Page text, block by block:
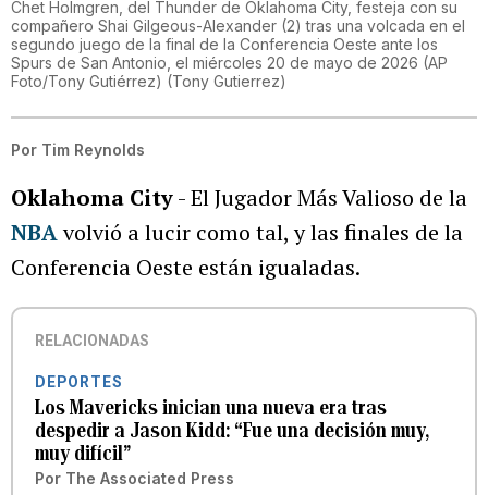
Chet Holmgren, del Thunder de Oklahoma City, festeja con su
compañero Shai Gilgeous-Alexander (2) tras una volcada en el
segundo juego de la final de la Conferencia Oeste ante los
Spurs de San Antonio, el miércoles 20 de mayo de 2026 (AP
Foto/Tony Gutiérrez) (Tony Gutierrez)
Por Tim Reynolds
Oklahoma City- El Jugador Más Valioso de la
NBAvolvió a lucir como tal, y las finales de la
Conferencia Oeste están igualadas.
RELACIONADAS
DEPORTES
Los Mavericks inician una nueva era tras
despedir a Jason Kidd: “Fue una decisión muy,
muy difícil”
Por The Associated Press